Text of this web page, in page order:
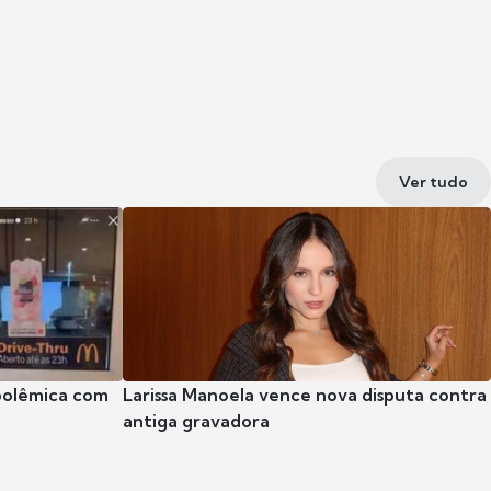
Ver tudo
com
Larissa Manoela vence nova disputa contra
antiga gravadora